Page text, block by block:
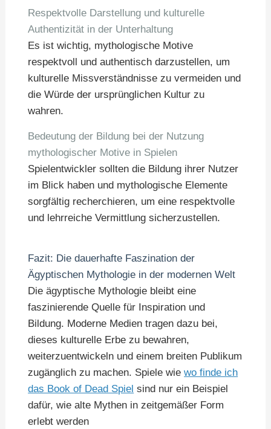
Respektvolle Darstellung und kulturelle
Authentizität in der Unterhaltung
Es ist wichtig, mythologische Motive
respektvoll und authentisch darzustellen, um
kulturelle Missverständnisse zu vermeiden und
die Würde der ursprünglichen Kultur zu
wahren.
Bedeutung der Bildung bei der Nutzung
mythologischer Motive in Spielen
Spielentwickler sollten die Bildung ihrer Nutzer
im Blick haben und mythologische Elemente
sorgfältig recherchieren, um eine respektvolle
und lehrreiche Vermittlung sicherzustellen.
Fazit: Die dauerhafte Faszination der
Ägyptischen Mythologie in der modernen Welt
Die ägyptische Mythologie bleibt eine
faszinierende Quelle für Inspiration und
Bildung. Moderne Medien tragen dazu bei,
dieses kulturelle Erbe zu bewahren,
weiterzuentwickeln und einem breiten Publikum
zugänglich zu machen. Spiele wiewo finde ich
das Book of Dead Spiel sind nur ein Beispiel
dafür, wie alte Mythen in zeitgemäßer Form
erlebt werden